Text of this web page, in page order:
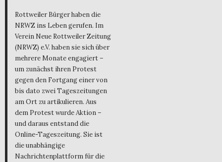
Rottweiler Bürger haben die
NRWZ ins Leben gerufen. Im
Verein Neue Rottweiler Zeitung
(NRWZ) e.V. haben sie sich über
mehrere Monate engagiert –
um zunächst ihren Protest
gegen den Fortgang einer von
bis dato zwei Tageszeitungen
am Ort zu artikulieren. Aus
dem Protest wurde Aktion –
und daraus entstand die
Online-Tageszeitung. Sie ist
die unabhängige
Nachrichtenplattform für die